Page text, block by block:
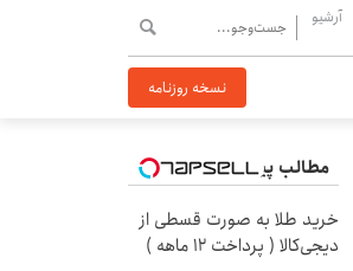
آرشیو
نسخه روزنامه
مطالب پیشنهادی
خرید طلا به صورت قسطی از
دیجی‌کالا ( پرداخت 12 ماهه )